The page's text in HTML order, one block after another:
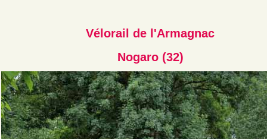
Vélorail de l'Armagnac
Nogaro (32)